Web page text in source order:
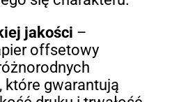
jakości –
offsetowy
które gwarantują